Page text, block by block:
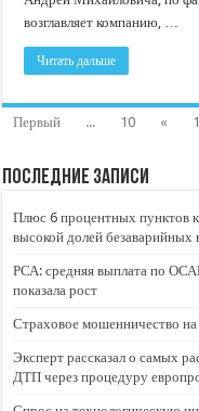
возглавляет компанию, …
Читать дальше
Первый ... 10 «
Последние записи
Плюс 6 процентных пунктов
высокой долей безаварийных
РСА: средняя выплата по
показала рост
Страховое мошенничество на
Эксперт рассказал о самых
ДТП через процедуру